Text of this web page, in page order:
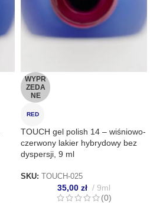
WYPR
ZEDA
NE
RED
TOUCH gel polish 14 – wiśniowo-
czerwony lakier hybrydowy bez
dyspersji, 9 ml
SKU: TOUCH-025
35,00 zł
9ml
(0)